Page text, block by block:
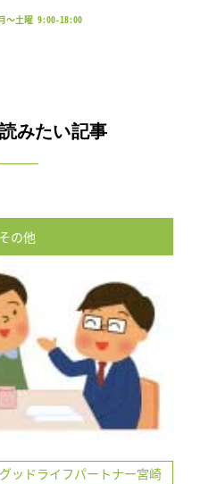
～土曜 9:00-18:00
みたい記事
その他
グッドライフパートナー宮崎